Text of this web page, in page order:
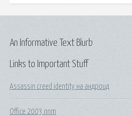
Links to Important Stuff
Assassin creed identity на андроид
Office 2003 nnm
An Informative Text Blurb